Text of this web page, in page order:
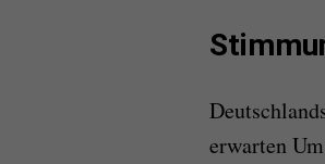
erwarten